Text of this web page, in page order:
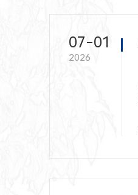
07-01
2026